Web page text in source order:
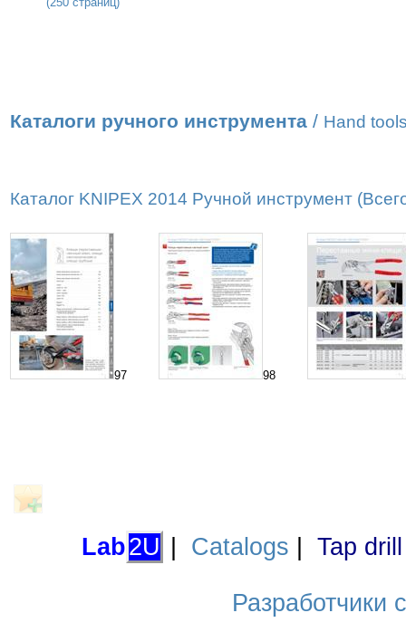
Каталоги ручного инструмента / Hand
Каталог KNIPEX 2014 Ручной инструмент
97 98
Lab2U Catalogs Tap
Разработчики